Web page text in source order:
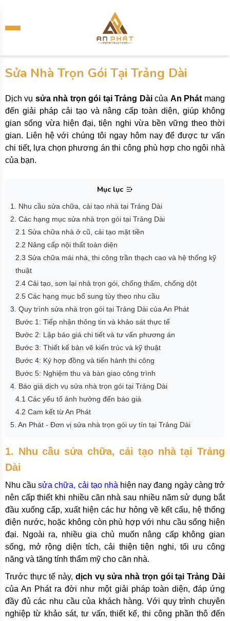
Sửa Nhà Trọn Gói Tại Trảng Dài
Dịch vụ sửa nhà trọn gói tại Trảng Dàicủa An Phát mang
đến giải pháp cải tạo và nâng cấp toàn diện, giúp không
gian sống vừa hiện đại, tiện nghi vừa bền vững theo thời
gian. Liên hệ với chúng tôi ngay hôm nay để được tư vấn
chi tiết, lựa chọn phương án thi công phù hợp cho ngôi nhà
của bạn.
Mục lục
1. Nhu cầu sửa chữa, cải tạo nhà tại Trảng Dài
2. Các hạng mục sửa nhà trọn gói tại Trảng Dài
2.1 Sửa chữa nhà ở cũ, cải tạo mặt tiền
2.2 Nâng cấp nội thất toàn diện
2.3 Sửa chữa mái nhà, thi công trần thạch cao và hệ thống kỹ
thuật
2.4 Cải tạo, sơn lại nhà trọn gói, chống thấm, chống dột
2.5 Các hạng mục bổ sung tùy theo nhu cầu
3. Quy trình sửa nhà trọn gói tại Trảng Dài của An Phát
Bước 1: Tiếp nhận thông tin và khảo sát thực tế
Bước 2: Lập báo giá chi tiết và tư vấn phương án
Bước 3: Thiết kế bản vẽ kiến trúc và kỹ thuật
Bước 4: Ký hợp đồng và tiến hành thi công
Bước 5: Nghiệm thu và bàn giao công trình
4. Báo giá dịch vụ sửa nhà trọn gói tại Trảng Dài
4.1 Các yếu tố ảnh hưởng đến báo giá
4.2 Cam kết từ An Phát
5. An Phát - Đơn vị sửa nhà trọn gói uy tín tại Trảng Dài
1. Nhu cầu sửa chữa, cải tạo nhà tại Trảng
Dài
Nhu cầusửa chữa, cải tạo nhà hiện nay đang ngày càng trở
nên cấp thiết khi nhiều căn nhà sau nhiều năm sử dụng bắt
đầu xuống cấp, xuất hiện các hư hỏng về kết cấu, hệ thống
điện nước, hoặc không còn phù hợp với nhu cầu sống hiện
đại. Ngoài ra, nhiều gia chủ muốn nâng cấp không gian
sống, mở rộng diện tích, cải thiện tiện nghi, tối ưu công
năng và tăng tính thẩm mỹ cho căn nhà.
Trước thực tế này, dịch vụ sửa nhà trọn gói tại Trảng Dài
của An Phát ra đời như một giải pháp toàn diện, đáp ứng
đầy đủ các nhu cầu của khách hàng. Với quy trình chuyên
nghiệp từ khảo sát, tư vấn, thiết kế, thi công phần thô đến